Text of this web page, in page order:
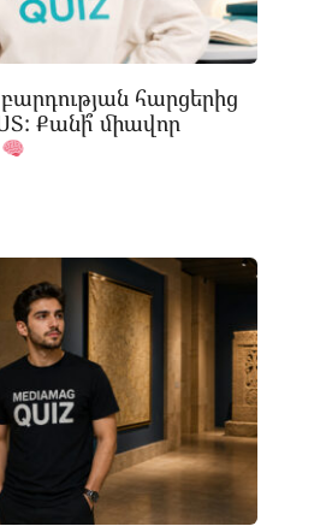
հարցերից
Քանի՞ միավոր